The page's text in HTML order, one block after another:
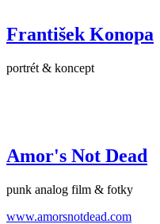
František Konopa
portrét & koncept
Amor's Not Dead
punk analog film & fotky
www.amorsnotdead.com